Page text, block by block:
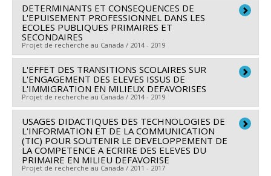
de développement : Renouvellement
Barbara Morin,Samuel Bernard,Christine Marquis
Patricia Vohl
Sources de financement :
du Québec - Société et culture (FQRSC)
Programmes de subvention :PVXXXXXX-(AC) Actions
concertées - générique
Chercheur principal : François Bowen
Co-chercheurs : Roch Chouinard,Nadia Desbiens
Isabelle Montésinos-Gelet
Morissette,J David Smith,Judith Beaulieu,Bonnie
Leadbeater
Sources de financement :CRSH/Conseil de recherches
en sciences humaines du Canada
Savoir
DETERMINANTS ET CONSEQUENCES DE
L'EPUISEMENT PROFESSIONNEL DANS LES
ECOLES PUBLIQUES PRIMAIRES ET
SECONDAIRES
Projet de recherche au Canada / 2014 - 2019
Chercheur principal : Michel Janosz
Co-chercheurs : Linda S. Pagani,Roch Chouinard
Marchand,Isabelle Archambault
Sources de financement : FRQSC/Fonds de recherche
du Québec - Société et culture (FQRSC)
Programmes de subvention :PVXXXXXX-(AC)
Programme des actions concertées
L'EFFET DES TRANSITIONS SCOLAIRES SUR
L'ENGAGEMENT DES ELEVES ISSUS DE
L'IMMIGRATION EN MILIEUX DEFAVORISES
Projet de recherche au Canada / 2014 - 2019
Chercheur principal : Isabelle Archambault
Co-chercheurs : Linda S. Pagani,Sophie Parent,Roch
Chouinard, Michel Janosz,Véronique Dupéré
Thérèse Bouffard
USAGES DIDACTIQUES DES TECHNOLOGIES DE
L'INFORMATION ET DE LA COMMUNICATION
(TIC) POUR SOUTENIR LE DEVELOPPEMENT DE
LA COMPETENCE A ECRIRE DES ELEVES DU
PRIMAIRE EN MILIEU DEFAVORISE
Projet de recherche au Canada / 2011 - 2017